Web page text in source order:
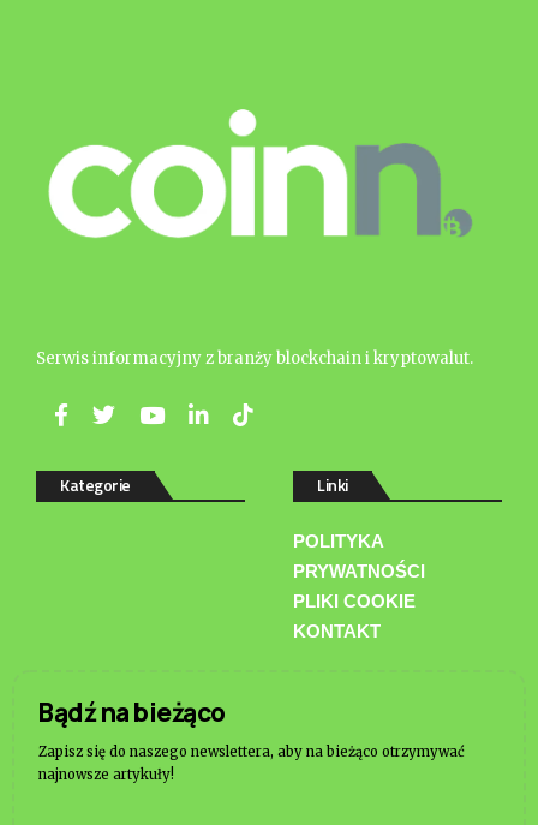
Serwis informacyjny z branży blockchain i kryptowalut.
Kategorie Linki
POLITYKA
PRYWATNOŚCI
PLIKI COOKIE
KONTAKT
Bądź na bieżąco
Zapisz się do naszego newslettera, aby na bieżąco otrzymywać
najnowsze artykuły!